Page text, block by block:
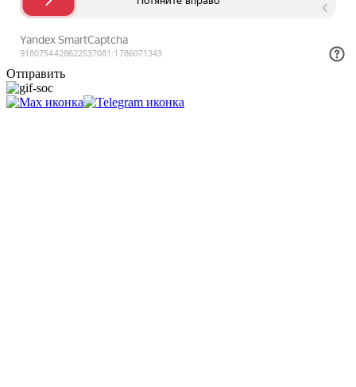
Отправить